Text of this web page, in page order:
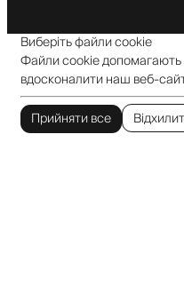
Виберіть файли cookie
Файли cookie
вдосконалити наш веб-
Прийняти все